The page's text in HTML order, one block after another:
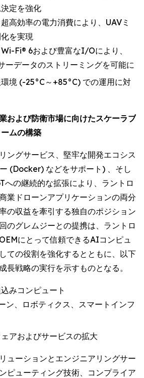
定を強化
超高効率の電力消費により、UAVミ
を実現
Wi-Fi® 6および豊富なI/Oにより、
ーデータのストリーミングを可能に
境 (-25°C～+85°C) での運用に対
および防衛市場に向けたスケーラブ
ムの構築
ングサービス、堅牢な開発エコシス
(Docker) などをサポート) 、そし
の継続的な拡張により、ラントロ
業ドローンアプリケーションの両分
の収益を牽引する独自のポジション
のグレムジーとの提携は、ラントロ
にとって信頼できるAIコンピュ
ての役割を強化するとともに、以下
長戦略の実行を示すものとなる。
みコンピュート
ン、ロボティクス、スマートインフ
アおよびサービスの拡大
ューションとエンジニアリングサー
ピューティング技術、コンプライア